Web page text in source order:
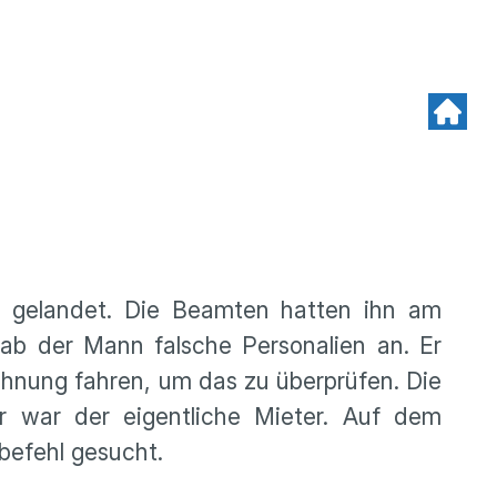
gelandet. Die Beamten hatten ihn am
der Mann falsche Personalien an. Er
fahren, um das zu überprüfen. Die
war der eigentliche Mieter. Auf dem
gesucht.